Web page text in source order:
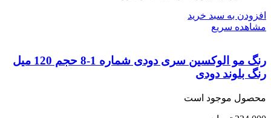
به سبد خرید
سریع
رنگ مو الوکسین سری دودی شماره 1-8 حجم 120 میل
بلوند دودی
موجود است